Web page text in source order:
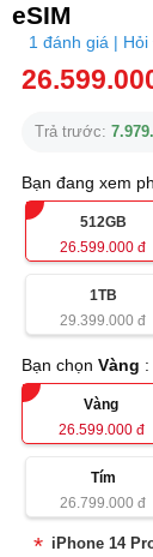
eSIM
1 đánh giá |
Trả trước:
Bạn đang xem
512GB
26.599.000 đ
1TB
29.399.000 đ
Bạn chọnVàng :
Vàng
26.599.000đ
Tím
26.799.000 đ
iPhone 14